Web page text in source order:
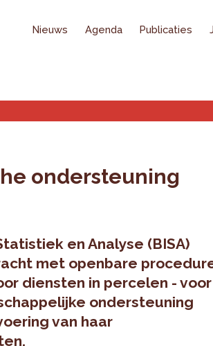
Nieuws Agenda Publicaties
ondersteuning
en Analyse (BISA)
met openbare
diensten in percelen - voor
ondersteuning
van haar